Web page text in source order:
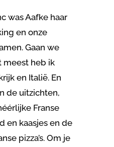
was Aafke haar
en onze
Gaan we
meest heb ik
en Italië. En
de uitzichten,
Franse
en kaasjes en de
pizza’s. Om je